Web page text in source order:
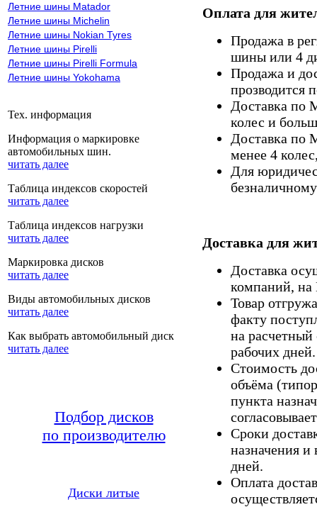
Летние шины Matador
Летние шины Michelin
Летние шины Nokian Tyres
Летние шины Pirelli
Летние шины Pirelli Formula
Летние шины Yokohama
Тех. информация
Информация о маркировке
автомобильных шин.
читать далее
Таблица индексов скоростей
читать далее
Таблица индексов нагрузки
читать далее
Маркировка дисков
читать далее
Виды автомобильных дисков
читать далее
Как выбрать автомобильный диск
читать далее
Подбор дисков
по производителю
Диски литые
Оплата для
Продажа в
шины или 4
Продажа и
прозводится
Доставка по
колес и
Доставка по
менее 4
Для
Доставка для
Доставка
компаний,
Товар
факту
на расчетный
рабочих дней.
Стоимость
объёма
пункта
Сроки
назначения и
дней.
Оплата